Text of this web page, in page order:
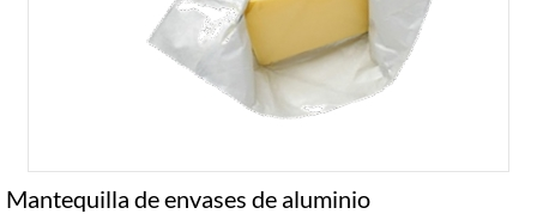
Mantequilla de envases de aluminio